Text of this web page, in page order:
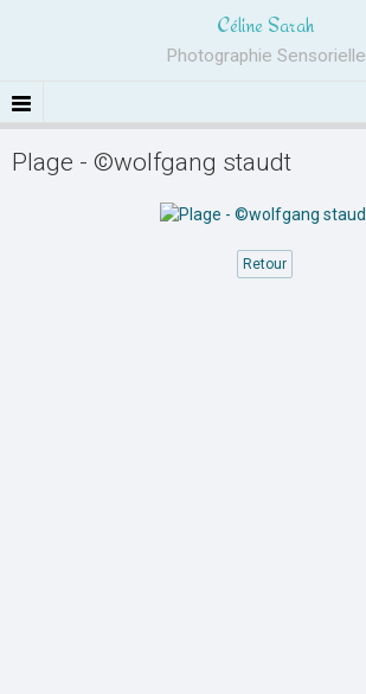
Céline Sarah
Photographie Sensorielle
Plage - ©wolfgang staudt
Retour